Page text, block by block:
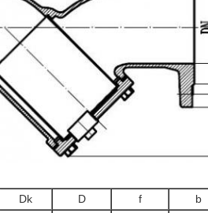
Dk D f b